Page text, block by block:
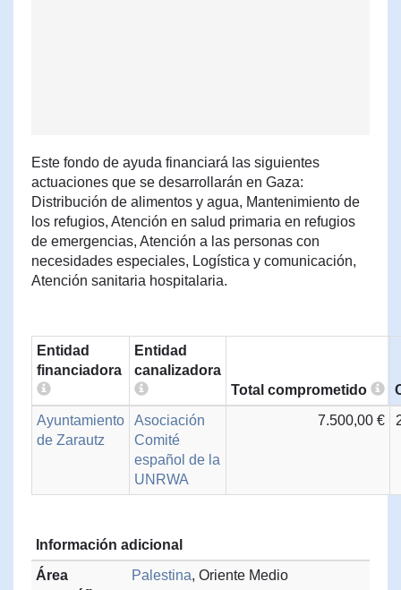
Este fondo de ayuda financiará las siguientes
actuaciones que se desarrollarán en Gaza:
Distribución de alimentos y agua, Mantenimiento de
los refugios, Atención en salud primaria en refugios
de emergencias, Atención a las personas con
necesidades especiales, Logística y comunicación,
Atención sanitaria hospitalaria.
Entidad
financiadora
Entidad
canalizadora
Total comprometido
Ayuntamiento
de Zarautz
Asociación
Comité
español de la
UNRWA
7.500,00 €
Información adicional
Área
Palestina, Oriente Medio